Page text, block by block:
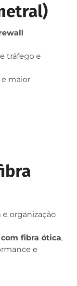
tráfego e
maior
organização
fibra ótica,
e